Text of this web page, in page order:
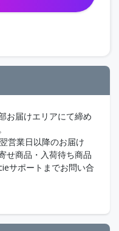
お届けエリアにて締め
業日以降のお届け
せ商品・入荷待ち商品
サポートまでお問い合